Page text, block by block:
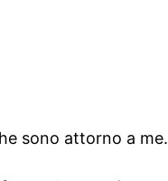
sono attorno a me.